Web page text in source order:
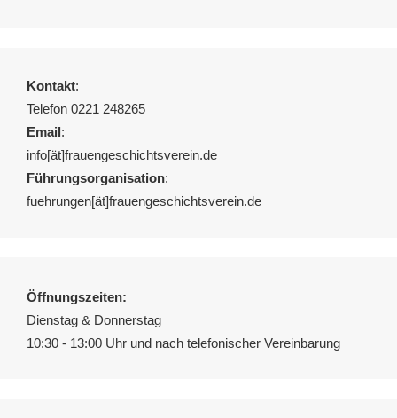
Kontakt:
Telefon 0221 248265
Email :
info[ät]frauengeschichtsverein.de
Führungsorganisation:
fuehrungen[ät]frauengeschichtsverein.de
Öffnungszeiten:
Dienstag & Donnerstag
10:30 - 13:00 Uhr und nach telefonischer Vereinbarung